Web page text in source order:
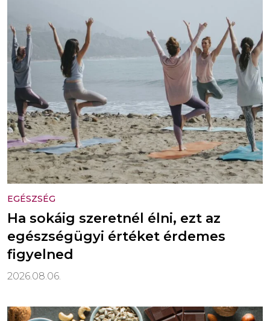
EGÉSZSÉG
Ha sokáig szeretnél élni, ezt az
egészségügyi értéket érdemes
figyelned
2026.08.06.